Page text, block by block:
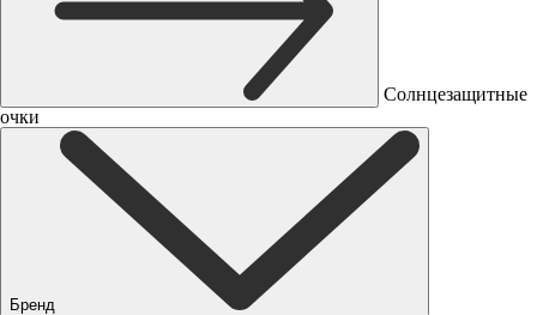
Солнцезащитные
очки
Бренд